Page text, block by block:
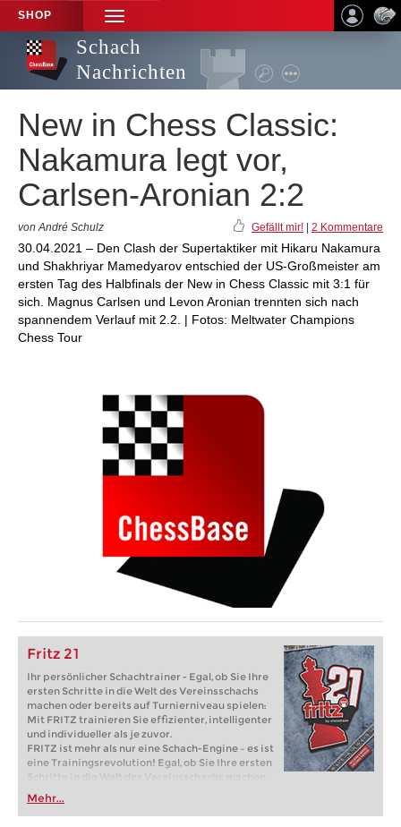
SHOP
TOGGLE
NAVIGATION
Schach
Nachrichten
New in Chess Classic:
Nakamura legt vor,
Carlsen-Aronian 2:2
von André Schulz Gefällt mir! 2 Kommentare
30.04.2021 – Den Clash der Supertaktiker mit Hikaru Nakamura
und Shakhriyar Mamedyarov entschied der US-Großmeister am
ersten Tag des Halbfinals der New in Chess Classic mit 3:1 für
sich. Magnus Carlsen und Levon Aronian trennten sich nach
spannendem Verlauf mit 2.2. | Fotos: Meltwater Champions
Chess Tour
Fritz 21
Ihr persönlicher Schachtrainer - Egal, ob Sie Ihre
ersten Schritte in die Welt des Vereinsschachs
machen oder bereits auf Turnierniveau spielen:
Mit FRITZ trainieren Sie effizienter, intelligenter
und individueller als je zuvor.
FRITZ ist mehr als nur eine Schach-Engine – es ist
eine Trainingsrevolution! Egal, ob Sie Ihre ersten
Schritte in die Welt des Vereinsschachs machen
oder bereits auf Turnierniveau spielen: Mit
FRITZ trainieren Sie effizienter, intelligenter und
individueller als je zuvor.
Mehr...